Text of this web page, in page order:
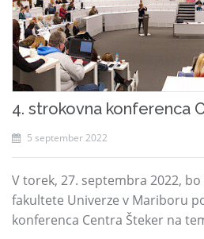
4. strokovna konferenca
5 september 2022
V torek, 27. septembra 2022,
fakultete Univerze v Mariboru
konferenca Centra Šteker na